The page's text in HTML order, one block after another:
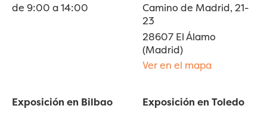
de 9:00 a 14:00
Camino de Madrid, 21-
23
28607 El Álamo
(Madrid)
Ver en el mapa
Exposición en Bilbao
Exposición en Toledo